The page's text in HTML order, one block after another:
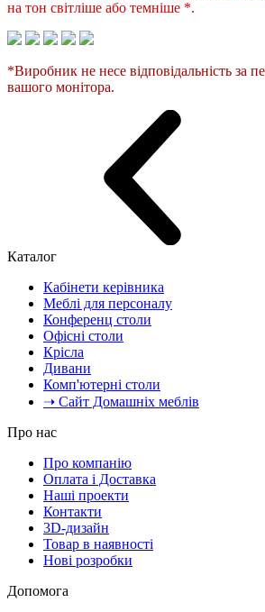
на тон світліше або темніше *.
*Виробник не несе відповідальність за
вашого монітора.
Каталог
Кабінети керівника
Меблі для персоналу
Конференц столи
Офісні столи
Крісла
Дивани
Комп'ютерні столи
➝ Сайт Домашніх меблів
Про нас
Про компанію
Оплата і Доставка
Наші проекти
Контакти
3D-дизайн
Товар в наявності
Нові розробки
Допомога